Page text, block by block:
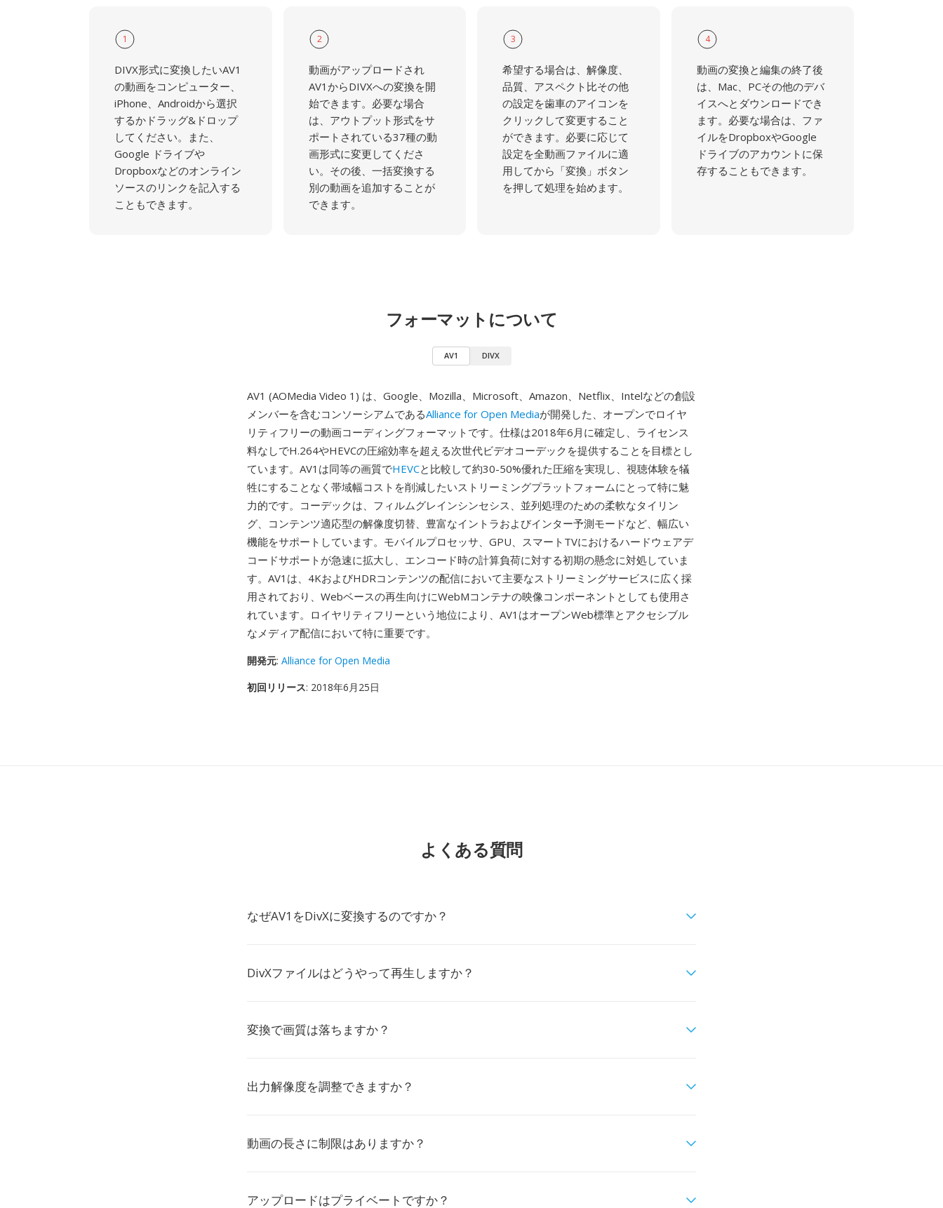
1
DIVX形式に変換したいAV1
の動画をコンピューター、
iPhone、Androidから選択
するかドラッグ&ドロップ
してください。また、
Google ドライブや
Dropboxなどのオンライン
ソースのリンクを記入する
こともできます。
2
動画がアップロードされ
AV1からDIVXへの変換を開
始できます。必要な場合
は、アウトプット形式をサ
ポートされている37種の動
画形式に変更してくださ
い。その後、一括変換する
別の動画を追加することが
できます。
3
希望する場合は、解像度、
品質、アスペクト比その他
の設定を歯車のアイコンを
クリックして変更すること
ができます。必要に応じて
設定を全動画ファイルに適
用してから「変換」ボタン
を押して処理を始めます。
4
動画の変換と編集の終了後
は、Mac、PCその他のデバ
イスへとダウンロードでき
ます。必要な場合は、ファ
イルをDropboxやGoogle
ドライブのアカウントに保
存することもできます。
フォーマットについて
AV1 DIVX
AV1 (AOMedia Video 1) は、Google、Mozilla、Microsoft、Amazon、Netflix、Intelなどの創設
メンバーを含むコンソーシアムであるAlliance for Open Mediaが開発した、オープンでロイヤ
リティフリーの動画コーディングフォーマットです。仕様は2018年6月に確定し、ライセンス
料なしでH.264やHEVCの圧縮効率を超える次世代ビデオコーデックを提供することを目標とし
ています。AV1は同等の画質でHEVCと比較して約30-50%優れた圧縮を実現し、視聴体験を犠
牲にすることなく帯域幅コストを削減したいストリーミングプラットフォームにとって特に魅
力的です。コーデックは、フィルムグレインシンセシス、並列処理のための柔軟なタイリン
グ、コンテンツ適応型の解像度切替、豊富なイントラおよびインター予測モードなど、幅広い
機能をサポートしています。モバイルプロセッサ、GPU、スマートTVにおけるハードウェアデ
コードサポートが急速に拡大し、エンコード時の計算負荷に対する初期の懸念に対処していま
す。AV1は、4KおよびHDRコンテンツの配信において主要なストリーミングサービスに広く採
用されており、Webベースの再生向けにWebMコンテナの映像コンポーネントとしても使用さ
れています。ロイヤリティフリーという地位により、AV1はオープンWeb標準とアクセシブル
なメディア配信において特に重要です。
開発元: Alliance for Open Media
初回リリース: 2018年6月25日
よくある質問
なぜAV1をDivXに変換するのですか？
DivXファイルはどうやって再生しますか？
変換で画質は落ちますか？
出力解像度を調整できますか？
動画の長さに制限はありますか？
アップロードはプライベートですか？